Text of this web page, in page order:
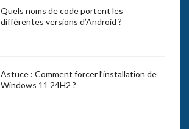
Quels noms de code portent les
différentes versions d’Android ?
Astuce : Comment forcer l’installation de
Windows 11 24H2 ?